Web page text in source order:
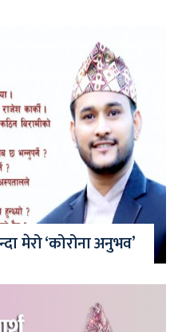
मेरो ‘कोरोना अनुभव’